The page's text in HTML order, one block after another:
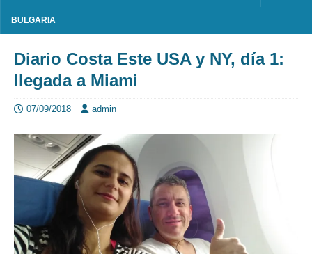
BULGARIA
Diario Costa Este USA y NY, día 1:
llegada a Miami
07/09/2018 admin